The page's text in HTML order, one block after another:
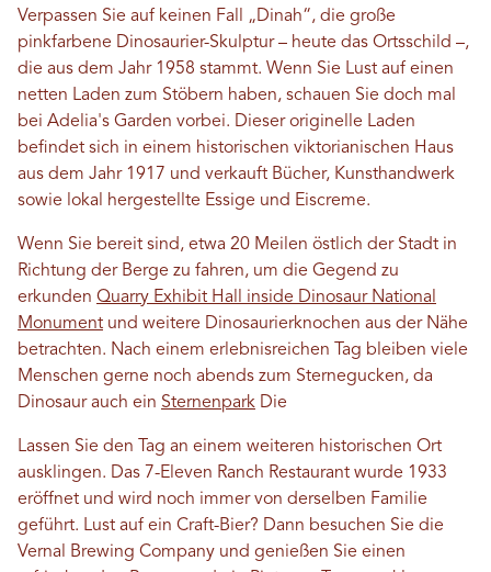
Verpassen Sie auf keinen Fall „Dinah“, die große
pinkfarbene Dinosaurier-Skulptur – heute das Ortsschild –,
die aus dem Jahr 1958 stammt. Wenn Sie Lust auf einen
netten Laden zum Stöbern haben, schauen Sie doch mal
bei Adelia's Garden vorbei. Dieser originelle Laden
befindet sich in einem historischen viktorianischen Haus
aus dem Jahr 1917 und verkauft Bücher, Kunsthandwerk
sowie lokal hergestellte Essige und Eiscreme.
Wenn Sie bereit sind, etwa 20 Meilen östlich der Stadt in
Richtung der Berge zu fahren, um die Gegend zu
erkunden Quarry Exhibit Hall inside Dinosaur National
Monument und weitere Dinosaurierknochen aus der Nähe
betrachten. Nach einem erlebnisreichen Tag bleiben viele
Menschen gerne noch abends zum Sternegucken, da
Dinosaur auch ein Sternenpark Die
Lassen Sie den Tag an einem weiteren historischen Ort
ausklingen. Das 7-Eleven Ranch Restaurant wurde 1933
eröffnet und wird noch immer von derselben Familie
geführt. Lust auf ein Craft-Bier? Dann besuchen Sie die
Vernal Brewing Company und genießen Sie einen